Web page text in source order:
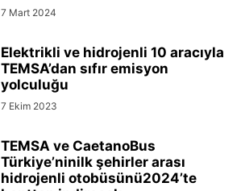
7 Mart 2024
Elektrikli ve hidrojenli 10 aracıyla
TEMSA’dan sıfır emisyon
yolculuğu
7 Ekim 2023
TEMSA ve CaetanoBus
Türkiye’ninilk şehirler arası
hidrojenli otobüsünü2024’te